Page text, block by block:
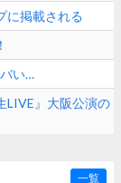
に掲載される
い…
LIVE』大阪公演の
一覧